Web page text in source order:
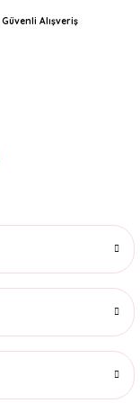
Güvenli Alışveriş